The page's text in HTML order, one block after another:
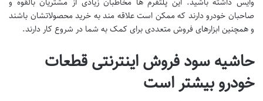
صاحبان خودرو دارند که ممکن است علاقه مند به خرید محصولاتشان باشند
و همچنین ابزارهای فروش متعددی برای کمک به شما در شروع کار دارند.
حاشیه سود فروش اینترنتی قطعات
خودرو بیشتر است